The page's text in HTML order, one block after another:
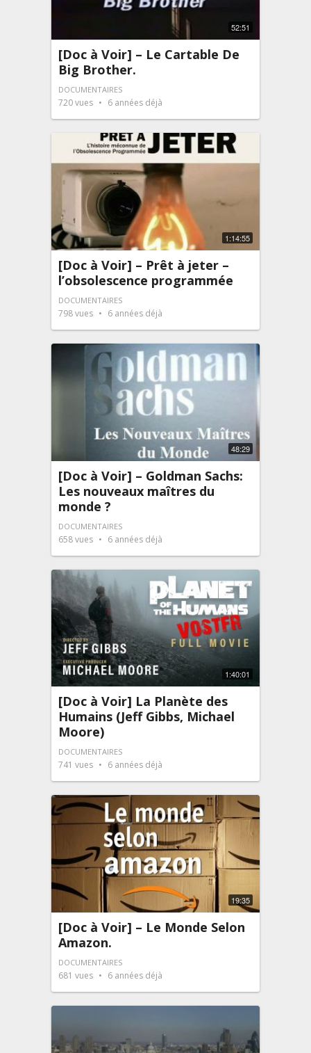
52:51
[Doc à Voir] – Le Cartable De
Big Brother.
DOCUMENTAIRES
720vues 6 années déjà
1:14:55
[Doc à Voir] – Prêt à jeter –
l’obsolescence programmée
DOCUMENTAIRES
798vues 6 années déjà
48:29
[Doc à Voir] – Goldman Sachs:
Les nouveaux maîtres du
monde ?
DOCUMENTAIRES
658vues 6 années déjà
1:40:01
[Doc à Voir] La Planète des
Humains (Jeff Gibbs, Michael
Moore)
DOCUMENTAIRES
741 vues 6 années déjà
19:35
[Doc à Voir] – Le Monde Selon
Amazon.
DOCUMENTAIRES
681 vues 6 années déjà